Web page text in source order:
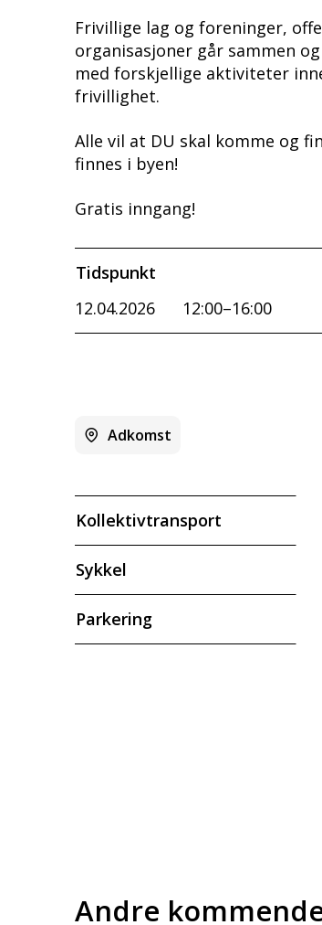
Frivillige lag og foreninger,
organisasjoner går sammen
med forskjellige aktiviteter
frivillighet.
Alle vil at DU skal komme og
finnes i byen!
Gratis inngang!
Tidspunkt
12.04.2026
12:00–16:00
Adkomst
Kollektivtransport
Sykkel
Parkering
Andre